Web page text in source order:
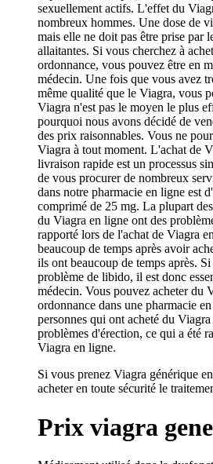
sexuellement actifs. L'effet du
nombreux hommes. Une dose de
mais elle ne doit pas être prise par
allaitantes. Si vous cherchez à
ordonnance, vous pouvez être en
médecin. Une fois que vous avez
même qualité que le Viagra, vous
Viagra n'est pas le moyen le plus
pourquoi nous avons décidé de
des prix raisonnables. Vous ne
Viagra à tout moment. L'achat de
livraison rapide est un processus
de vous procurer de nombreux
dans notre pharmacie en ligne est
comprimé de 25 mg. La plupart
du Viagra en ligne ont des
rapporté lors de l'achat de Viagra
beaucoup de temps après avoir
ils ont beaucoup de temps après.
problème de libido, il est donc
médecin. Vous pouvez acheter du
ordonnance dans une pharmacie
personnes qui ont acheté du
problèmes d'érection, ce qui a été
Viagra en ligne.
Si vous prenez Viagra générique
acheter en toute sécurité le
Prix viagra